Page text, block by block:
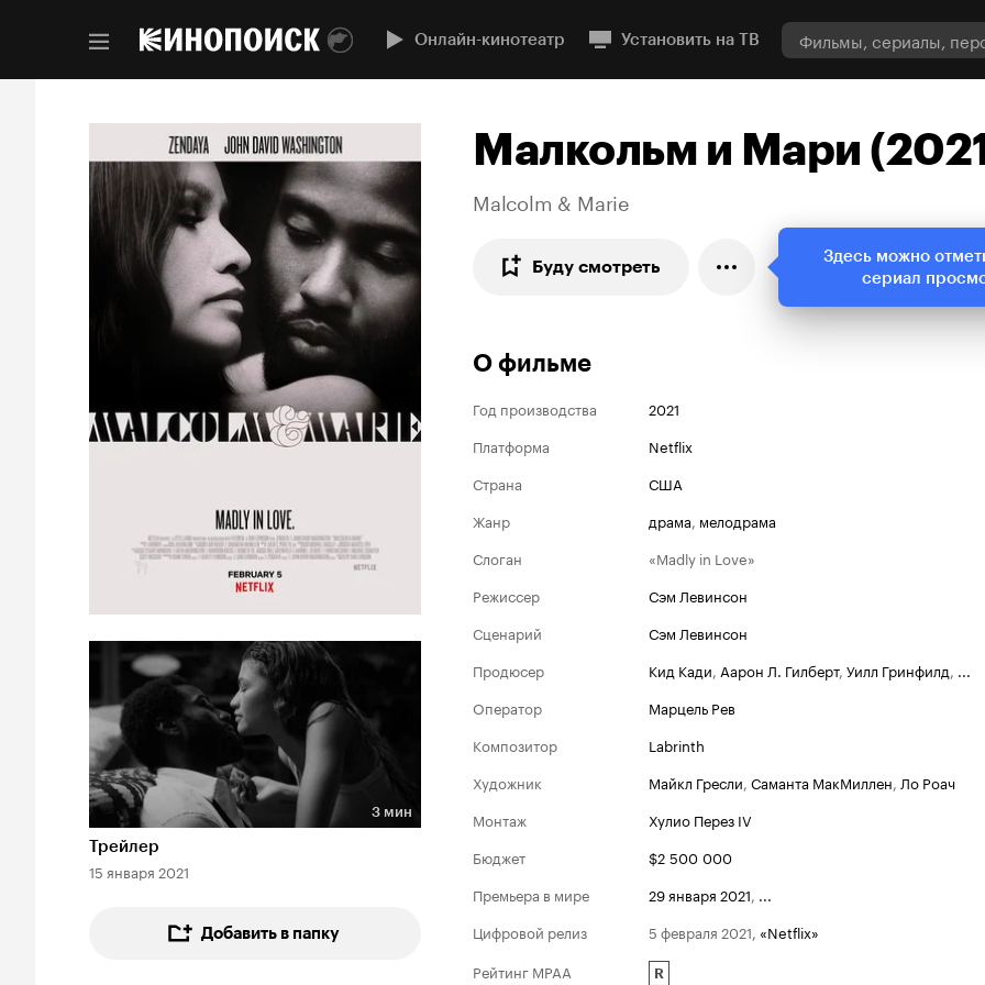
Онлайн-кинотеатр Установить на ТВ
Длительность 3 мин
3 мин
Трейлер
15 января 2021
Добавить в папку
Малкольм и Мари
Malcolm & Marie
Буду смотреть
О фильме
Год производства
2021
Платформа
Netflix
Страна
США
Жанр
драма, мелодрама
Слоган
«Madly in Love»
Режиссер
Сэм Левинсон
Сценарий
Сэм Левинсон
Продюсер
Кид Кади, Аарон Л. Гилберт, Уилл Гринфилд, ...
Оператор
Марцель Рев
Композитор
Labrinth
Художник
Майкл Гресли, Саманта МакМиллен, Ло Роач
Монтаж
Хулио Перез IV
Бюджет
$2 500 000
Премьера в мире
29 января 2021, ...
Цифровой релиз
5 февраля 2021, «Netflix»
Рейтинг MPAA
R
Здесь можно
сериал